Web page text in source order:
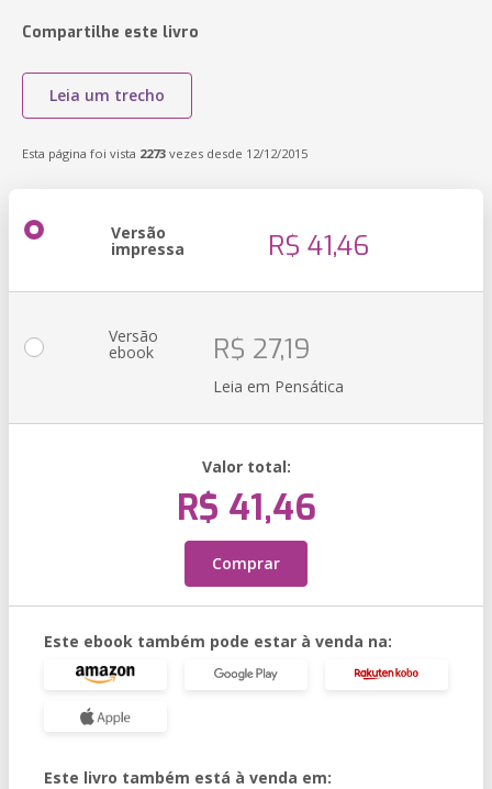
Compartilhe este livro
Leia um trecho
Esta página foi vista 2273 vezes desde 12/12/2015
Versão
impressa R$ 41,46
Versão
ebook R$ 27,19
Leia em Pensática
Valor total:
R$ 41,46
Comprar
Este ebook também pode estar à venda na:
Este livro também está à venda em: